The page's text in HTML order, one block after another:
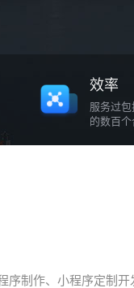
效率
服务过
的数百个
制作、小程序定制开